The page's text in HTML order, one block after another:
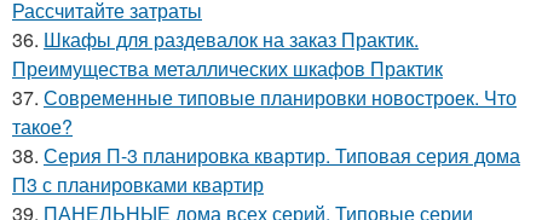
Рассчитайте затраты
36. Шкафы для раздевалок на заказ Практик.
Преимущества металлических шкафов Практик
37. Современные типовые планировки новостроек. Что
такое?
38. Серия П-3 планировка квартир. Типовая серия дома
П3 с планировками квартир
39. ПАНЕЛЬНЫЕ дома всех серий. Типовые серии